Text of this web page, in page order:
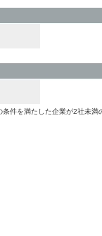
件を満たした企業が2社未満